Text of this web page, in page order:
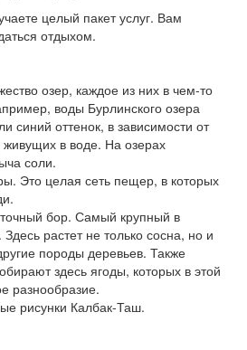
целый пакет услуг. Вам
отдыхом.
озер, каждое из них в чем-то
воды Бурлинского озера
синий оттенок, в зависимости от
живущих в воде. На озерах
соли.
Это целая сеть пещер, в которых
бор. Самый крупный в
растет не только сосна, но и
породы деревьев. Также
здесь ягоды, которых в этой
разнообразие.
рисунки Калбак-Таш.